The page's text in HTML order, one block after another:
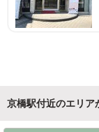
京橋駅付近のエリア